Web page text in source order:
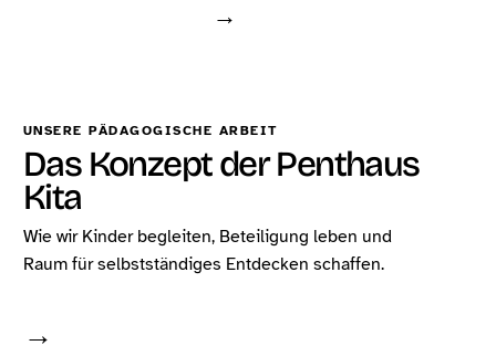
→
UNSERE PÄDAGOGISCHE ARBEIT
Das Konzept der Penthaus
Kita
Wie wir Kinder begleiten, Beteiligung leben und
Raum für selbstständiges Entdecken schaffen.
→